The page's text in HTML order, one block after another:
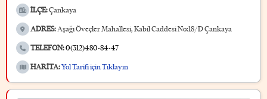
İLÇE:Çankaya
ADRES:Aşağı Öveçler Mahallesi, Kabil Caddesi No:18/D Çankaya
TELEFON:0(312)480-84-47
HARİTA:Yol Tarifi için Tıklayın